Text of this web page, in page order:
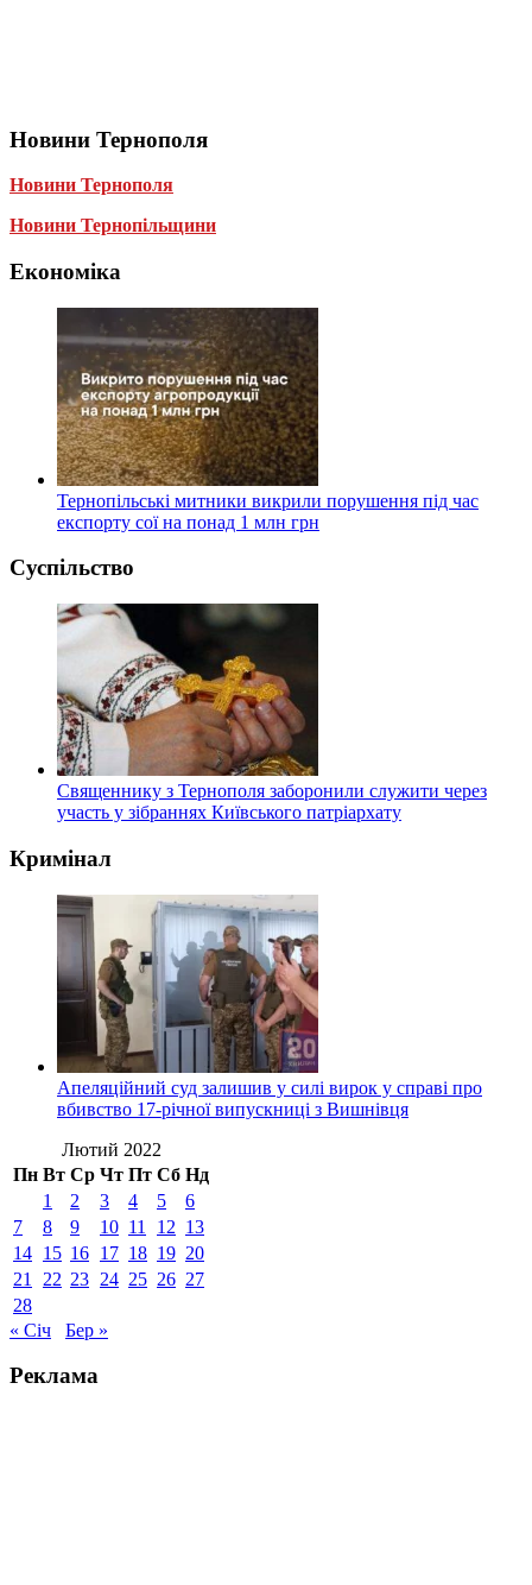
Новини Тернополя
Новини Тернополя
Новини Тернопільщини
Економіка
Тернопільські митники викрили порушення під час
експорту сої на понад 1 млн грн
Суспільство
Священнику з Тернополя заборонили служити через
участь у зібраннях Київського патріархату
Кримінал
Апеляційний суд залишив у силі вирок у справі про
вбивство 17-річної випускниці з Вишнівця
Лютий 2022
Пн Вт Ср Чт Пт Сб Нд
1
2 3 4 5
6
7
8 9 10 11 12 13
14 15 16 17 18 19 20
21
22 23 24 25 26 27
28
« Січ
Бер »
Реклама